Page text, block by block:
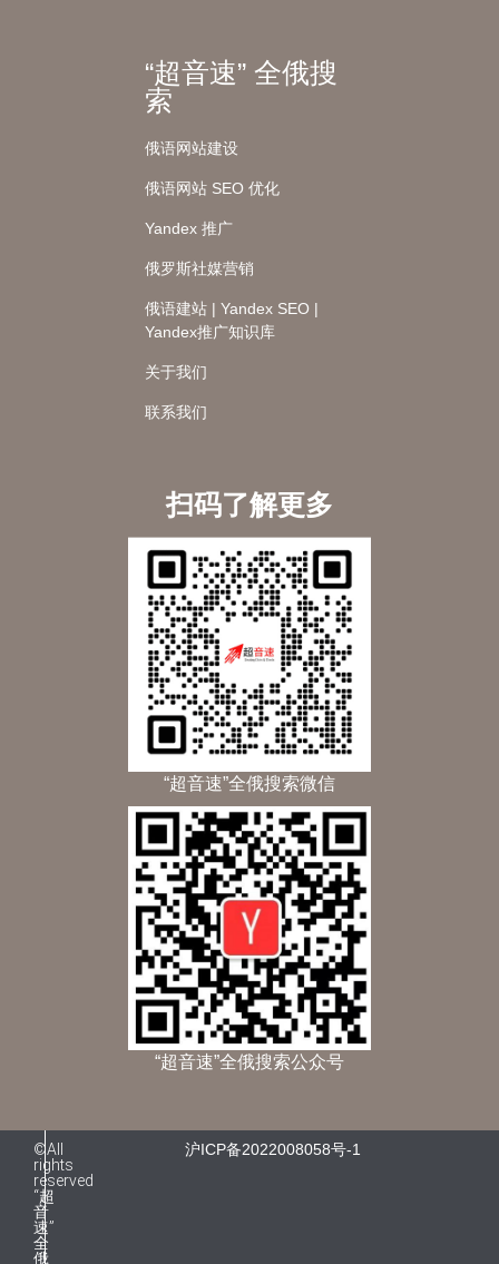
“超音速” 全俄搜
索
俄语网站建设
俄语网站 SEO 优化
Yandex 推广
俄罗斯社媒营销
俄语建站 | Yandex SEO |
Yandex推广知识库
关于我们
联系我们
扫码了解更多
“超音速”全俄搜索微信
“超音速”全俄搜索公众号
©All
rights
reserved
“超
音
速”
全
俄
沪ICP备2022008058号-1